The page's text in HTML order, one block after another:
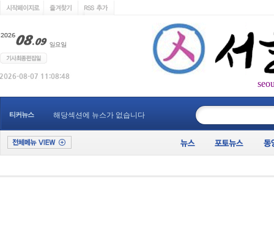
티커뉴스 해당섹션에 뉴스가 없습니다